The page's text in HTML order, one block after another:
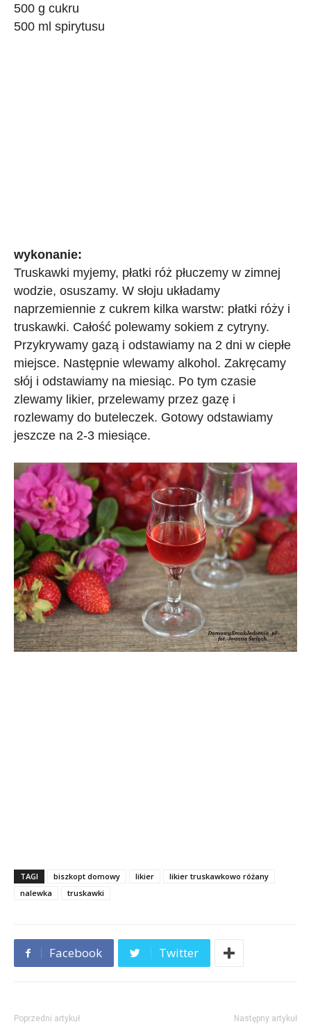
500 g cukru
500 ml spirytusu
wykonanie:
Truskawki myjemy, płatki róż płuczemy w zimnej
wodzie, osuszamy. W słoju układamy
naprzemiennie z cukrem kilka warstw: płatki róży i
truskawki. Całość polewamy sokiem z cytryny.
Przykrywamy gazą i odstawiamy na 2 dni w ciepłe
miejsce. Następnie wlewamy alkohol. Zakręcamy
słój i odstawiamy na miesiąc. Po tym czasie
zlewamy likier, przelewamy przez gazę i
rozlewamy do buteleczek. Gotowy odstawiamy
jeszcze na 2-3 miesiące.
TAGI biszkopt domowy likier
likier truskawkowo różany
nalewka
truskawki
Facebook Twitter
Poprzedni artykuł Następny artykuł